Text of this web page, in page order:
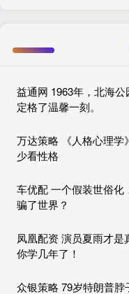
益通网 1963年，北海
定格了温馨一刻。
万达策略 《人格心理学
少看性格
车优配 一个假装世俗化
骗了世界？
凤凰配资 演员夏雨才
你学几年了！
众银策略 79岁特朗普